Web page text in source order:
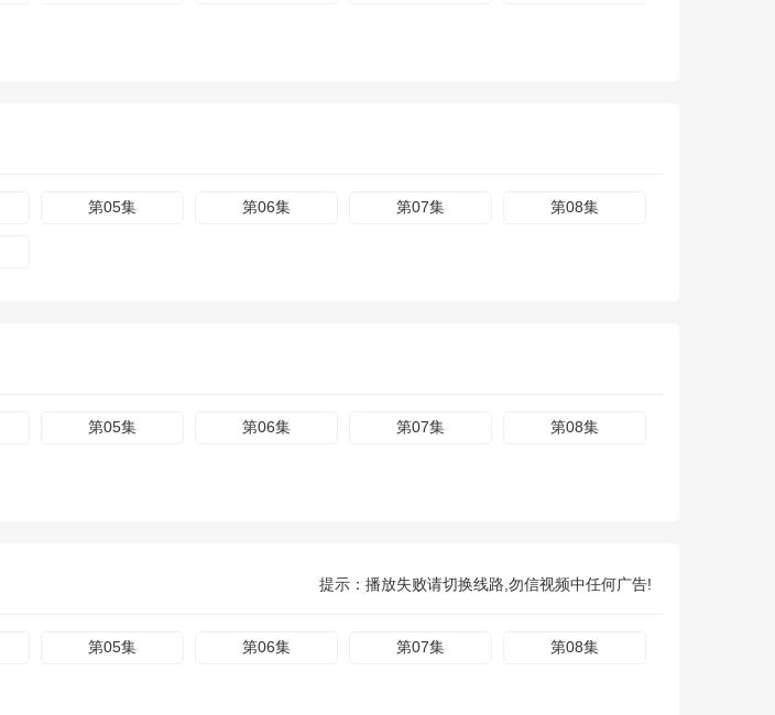
第05集 第06集 第07集 第08集
第05集 第06集 第07集 第08集
提示：播放失败请切换线路,勿信视频中任何广告!
第05集 第06集 第07集 第08集